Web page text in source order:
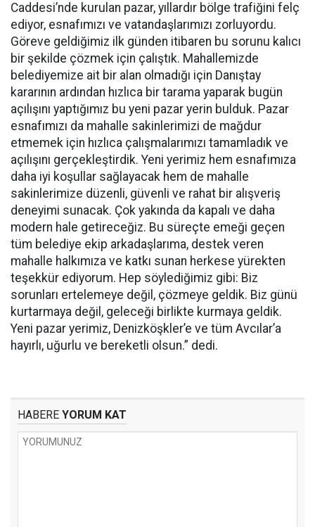
Caddesi’nde kurulan pazar, yıllardır bölge trafiğini felç
ediyor, esnafımızı ve vatandaşlarımızı zorluyordu.
Göreve geldiğimiz ilk günden itibaren bu sorunu kalıcı
bir şekilde çözmek için çalıştık. Mahallemizde
belediyemize ait bir alan olmadığı için Danıştay
kararının ardından hızlıca bir tarama yaparak bugün
açılışını yaptığımız bu yeni pazar yerin bulduk. Pazar
esnafımızı da mahalle sakinlerimizi de mağdur
etmemek için hızlıca çalışmalarımızı tamamladık ve
açılışını gerçekleştirdik. Yeni yerimiz hem esnafımıza
daha iyi koşullar sağlayacak hem de mahalle
sakinlerimize düzenli, güvenli ve rahat bir alışveriş
deneyimi sunacak. Çok yakında da kapalı ve daha
modern hale getireceğiz. Bu süreçte emeği geçen
tüm belediye ekip arkadaşlarıma, destek veren
mahalle halkımıza ve katkı sunan herkese yürekten
teşekkür ediyorum. Hep söylediğimiz gibi: Biz
sorunları ertelemeye değil, çözmeye geldik. Biz günü
kurtarmaya değil, geleceği birlikte kurmaya geldik.
Yeni pazar yerimiz, Denizköşkler’e ve tüm Avcılar’a
hayırlı, uğurlu ve bereketli olsun.” dedi.
HABERE YORUM KAT